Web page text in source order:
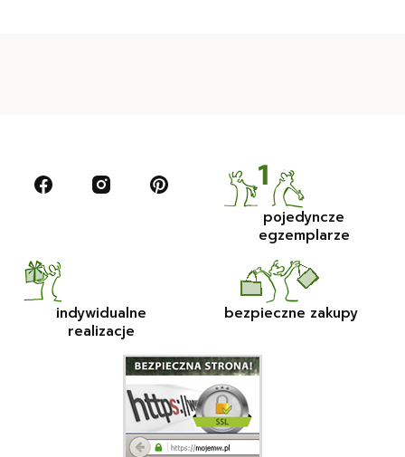
pojedyncze
egzemplarze
indywidualne
realizacje
bezpieczne zakupy